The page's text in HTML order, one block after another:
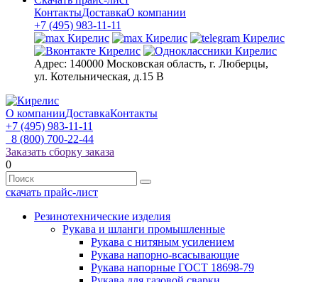
КонтактыДоставкаО компании
+7 (495) 983-11-11
Адрес: 140000 Московская область, г. Люберцы,
ул. Котельническая, д.15 В
О компанииДоставкаКонтакты
+7 (495) 983-11-11
8 (800) 700-22-44
Заказать сборку заказа
0
скачать прайс-лист
Резинотехнические изделия
Рукава и шланги промышленные
Рукава с нитяным усилением
Рукава напорно-всасывающие
Рукава напорные ГОСТ 18698-79